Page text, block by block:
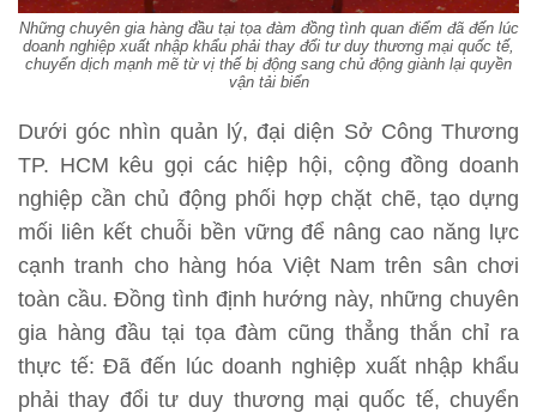
Những chuyên gia hàng đầu tại tọa đàm đồng tình quan điểm đã đến lúc
doanh nghiệp xuất nhập khẩu phải thay đổi tư duy thương mại quốc tế,
chuyển dịch mạnh mẽ từ vị thế bị động sang chủ động giành lại quyền
vận tải biển
Dưới góc nhìn quản lý, đại diện Sở Công Thương
TP. HCM kêu gọi các hiệp hội, cộng đồng doanh
nghiệp cần chủ động phối hợp chặt chẽ, tạo dựng
mối liên kết chuỗi bền vững để nâng cao năng lực
cạnh tranh cho hàng hóa Việt Nam trên sân chơi
toàn cầu. Đồng tình định hướng này, những chuyên
gia hàng đầu tại tọa đàm cũng thẳng thắn chỉ ra
thực tế: Đã đến lúc doanh nghiệp xuất nhập khẩu
phải thay đổi tư duy thương mại quốc tế, chuyển